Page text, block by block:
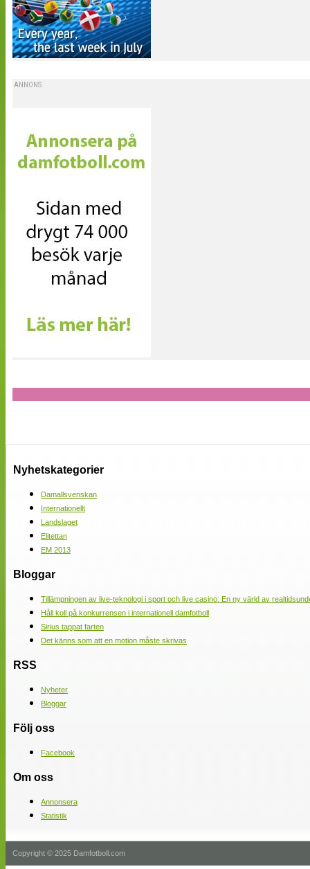
ANNONS
Nyhetskategorier
Damallsvenskan
Internationellt
Landslaget
Elitettan
EM 2013
Bloggar
Tillämpningen av live-teknologi i sport och live casino: En ny värld av
Håll koll på konkurrensen i internationell damfotboll
Sirius tappat farten
Det känns som att en motion måste skrivas
RSS
Nyheter
Bloggar
Följ oss
Facebook
Om oss
Annonsera
Statistik
Copyright © 2025 Damfotboll.com